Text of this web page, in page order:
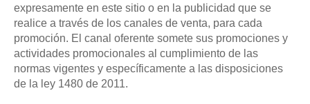
expresamente en este sitio o en la publicidad que se
realice a través de los canales de venta, para cada
promoción. El canal oferente somete sus promociones y
actividades promocionales al cumplimiento de las
normas vigentes y específicamente a las disposiciones
de la ley 1480 de 2011.